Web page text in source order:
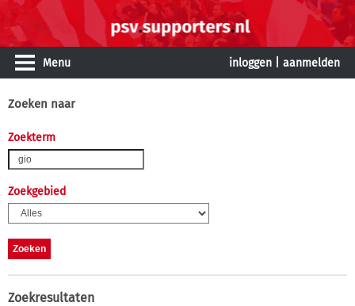
Menu inloggen aanmelden
Zoeken naar
Zoekterm
Zoekgebied
Zoekresultaten